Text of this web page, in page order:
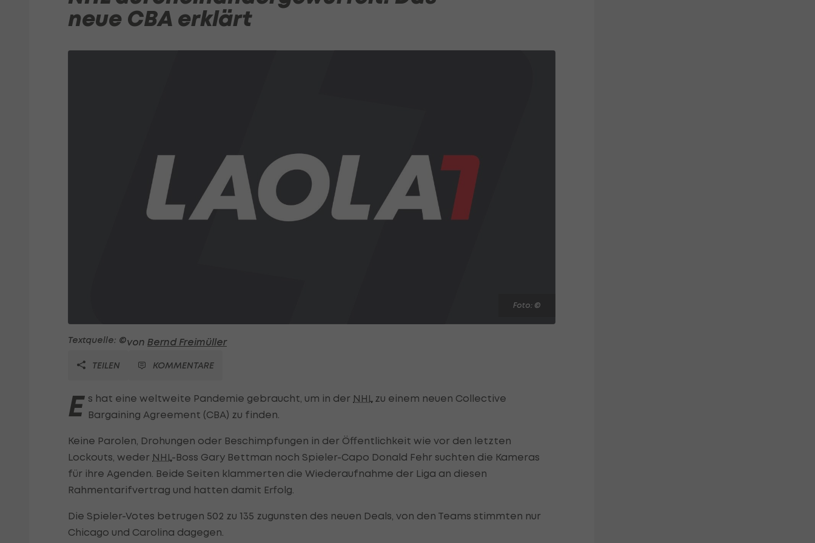
neue CBA erklärt
Foto: ©
Textquelle: ©von Bernd Freimüller
TEILEN KOMMENTARE
E s hat eine weltweite Pandemie gebraucht, um in der NHLzu einem neuen Collective
Bargaining Agreement (CBA) zu finden.
Keine Parolen, Drohungen oder Beschimpfungen in der Öffentlichkeit wie vor den letzten
Lockouts, weder NHL-Boss Gary Bettman noch Spieler-Capo Donald Fehr suchten die Kameras
für ihre Agenden. Beide Seiten klammerten die Wiederaufnahme der Liga an diesen
Rahmentarifvertrag und hatten damit Erfolg.
Die Spieler-Votes betrugen 502 zu 135 zugunsten des neuen Deals, von den Teams stimmten nur
Chicago und Carolina dagegen.